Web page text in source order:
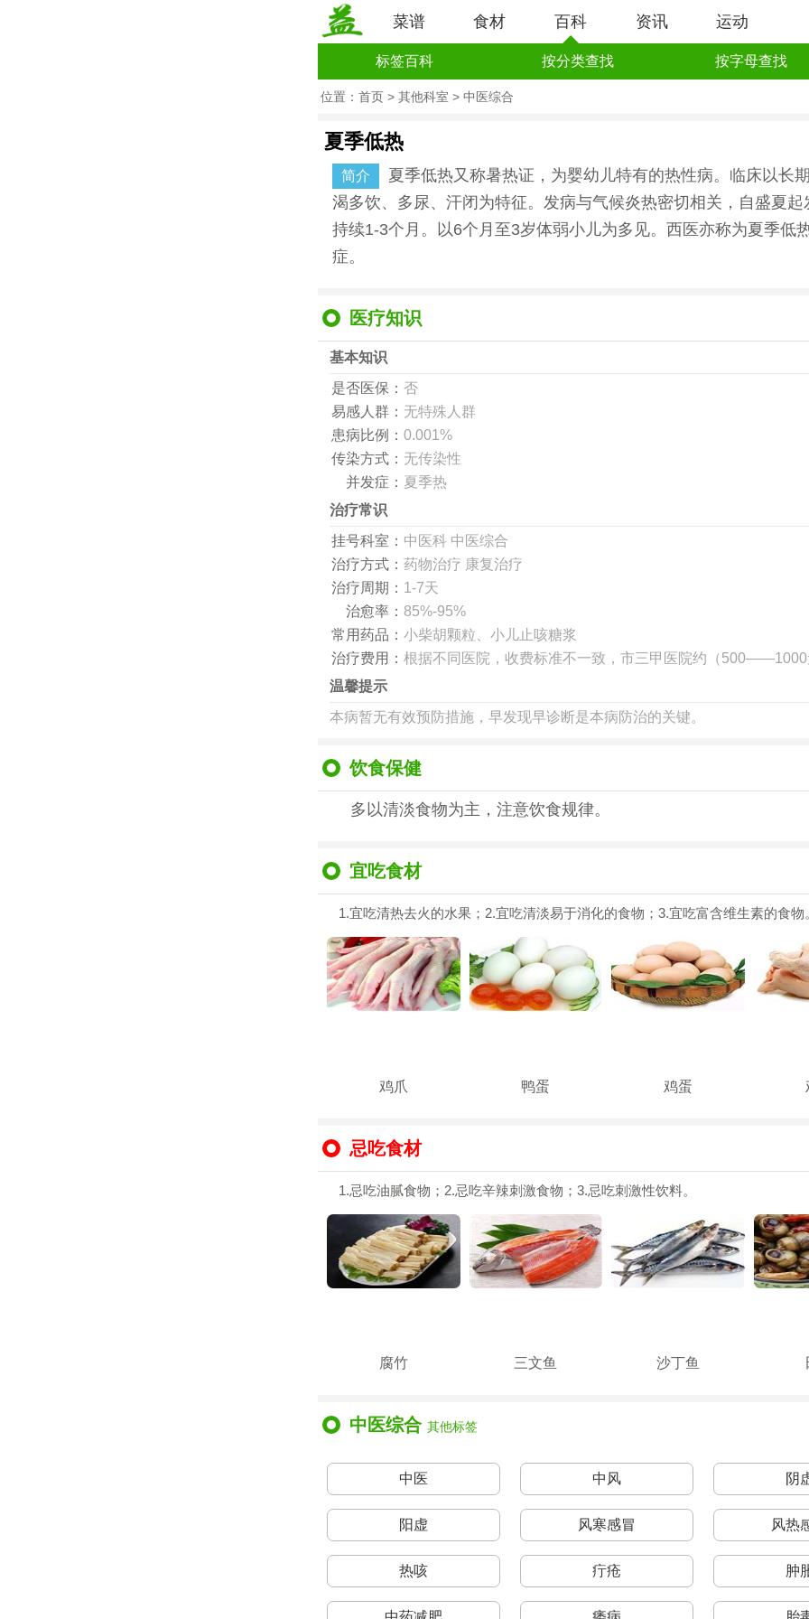
菜谱 食材 百科 资讯 运动
标签百科 按分类查找 按字母查找
位置： 首页 > 其他科室 > 中医综合
夏季低热
简介
夏季低热又称暑热证，为婴幼儿特有的热性病。临床以长
渴多饮、多尿、汗闭为特征。发病与气候炎热密切相关，自盛夏起
持续1-3个月。以6个月至3岁体弱小儿为多见。西医亦称为夏季低
症。
医疗知识
基本知识
是否医保： 否
易感人群： 无特殊人群
患病比例： 0.001%
传染方式： 无传染性
并发症： 夏季热
治疗常识
挂号科室： 中医科 中医综合
治疗方式： 药物治疗 康复治疗
治疗周期： 1-7天
治愈率： 85%-95%
常用药品： 小柴胡颗粒、小儿止咳糖浆
治疗费用： 根据不同医院，收费标准不一致，市三甲医院约（
温馨提示
本病暂无有效预防措施，早发现早诊断是本病防治的关键。
饮食保健
多以清淡食物为主，注意饮食规律。
宜吃食材
1.宜吃清热去火的水果；2.宜吃清淡易于消化的食物；3.宜吃富含维生素的食物
鸡爪 鸭蛋 鸡蛋
忌吃食材
1.忌吃油腻食物；2.忌吃辛辣刺激食物；3.忌吃刺激性饮料。
腐竹 三文鱼 沙丁鱼
中医综合 其他标签
中医 中风 阴
阳虚 风寒感冒 风热
热咳 疔疮 肿